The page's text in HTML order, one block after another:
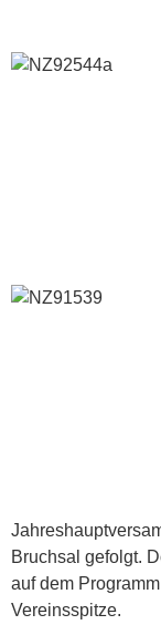
Bruchsal gefolgt.
auf dem
Vereinsspitze.